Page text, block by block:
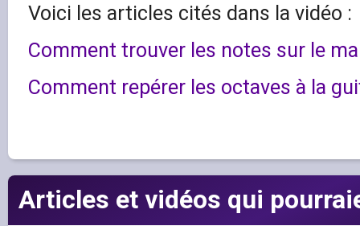
Voici les articles cités dans la vidéo :
Comment trouver les notes sur le
Comment repérer les octaves à la
Articles et vidéos qui